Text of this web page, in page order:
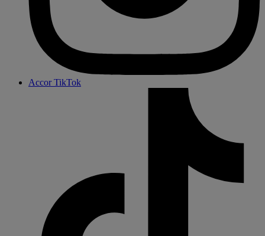
Accor TikTok